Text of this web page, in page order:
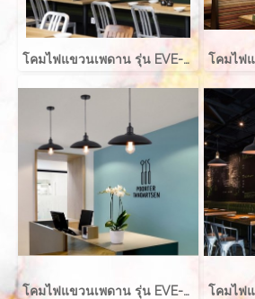
โคมไฟแขวนเพดาน รุ่น EVE-00717 ขนาด 32x16 ซม. สำหรับใส่หลอด E27 จำนวน 1 ดวง
โคมไฟแขวนเพดาน รุ่น EVE-00717 ขนาด 40x18 ซม. สำหรับใส่หลอด E27 จำนวน 1 ดวง